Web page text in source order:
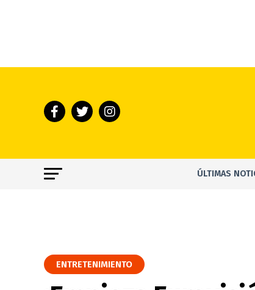
ÚLTIMAS
ENTRETENIMIENTO